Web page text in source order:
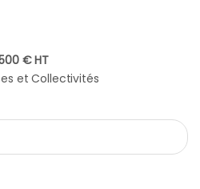
€ HT
et Collectivités